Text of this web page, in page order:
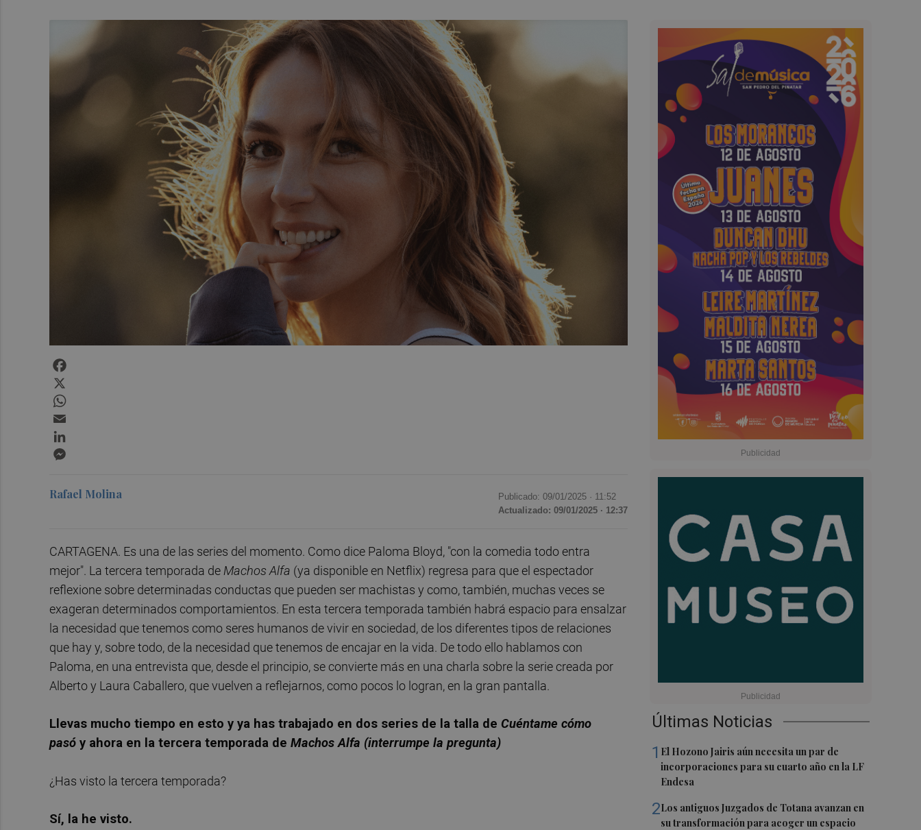
Últimas Noticias
1 El Hozono Jairis aún necesita un par de
incorporaciones para su cuarto año en la LF
Endesa
2Los antiguos Juzgados de Totana avanzan en
su transformación para acoger un espacio
Rafael Molina Publicado: 09/01/2025 · 11:52
Actualizado: 09/01/2025 · 12:37
CARTAGENA. Es una de las series del momento. Como dice Paloma Bloyd, "con la comedia todo entra
mejor". La tercera temporada de Machos Alfa (ya disponible en Netflix) regresa para que el espectador
reflexione sobre determinadas conductas que pueden ser machistas y como, también, muchas veces se
exageran determinados comportamientos. En esta tercera temporada también habrá espacio para ensalzar
la necesidad que tenemos como seres humanos de vivir en sociedad, de los diferentes tipos de relaciones
que hay y, sobre todo, de la necesidad que tenemos de encajar en la vida. De todo ello hablamos con
Paloma, en una entrevista que, desde el principio, se convierte más en una charla sobre la serie creada por
Alberto y Laura Caballero, que vuelven a reflejarnos, como pocos lo logran, en la gran pantalla.
Llevas mucho tiempo en esto y ya has trabajado en dos series de la talla de Cuéntame cómo
pasó y ahora en la tercera temporada de Machos Alfa (interrumpe la pregunta)
¿Has visto la tercera temporada?
Sí, la he visto.